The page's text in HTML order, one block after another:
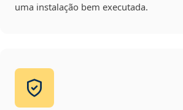
uma instalação bem executada.